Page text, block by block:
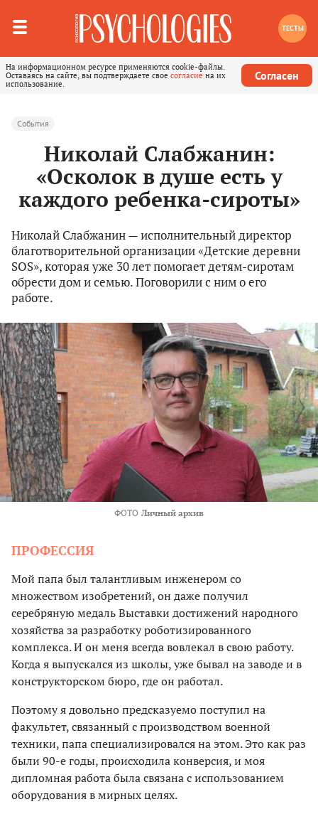
ТЕСТЫ
На информационном ресурсе применяются cookie-файлы.
Оставаясь на сайте, вы подтверждаете свое согласие на их
использование.
Согласен
События
Николай Слабжанин:
«Осколок в душе есть у
каждого ребенка-сироты»
Николай Слабжанин — исполнительный директор
благотворительной организации «Детские деревни
SOS», которая уже 30 лет помогает детям-сиротам
обрести дом и семью. Поговорили с ним о его
работе.
ФОТО Личный архив
ПРОФЕССИЯ
Мой папа был талантливым инженером со
множеством изобретений, он даже получил
серебряную медаль Выставки достижений народного
хозяйства за разработку роботизированного
комплекса. И он меня всегда вовлекал в свою работу.
Когда я выпускался из школы, уже бывал на заводе и в
конструкторском бюро, где он работал.
Поэтому я довольно предсказуемо поступил на
факультет, связанный с производством военной
техники, папа специализировался на этом. Это как раз
были 90-е годы, происходила конверсия, и моя
дипломная работа была связана с использованием
оборудования в мирных целях.